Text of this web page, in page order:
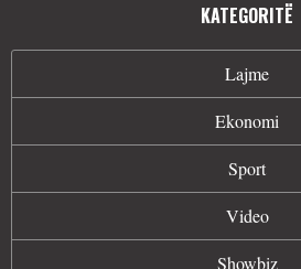
KATEGORITË
Lajme
Ekonomi
Sport
Video
Showbiz